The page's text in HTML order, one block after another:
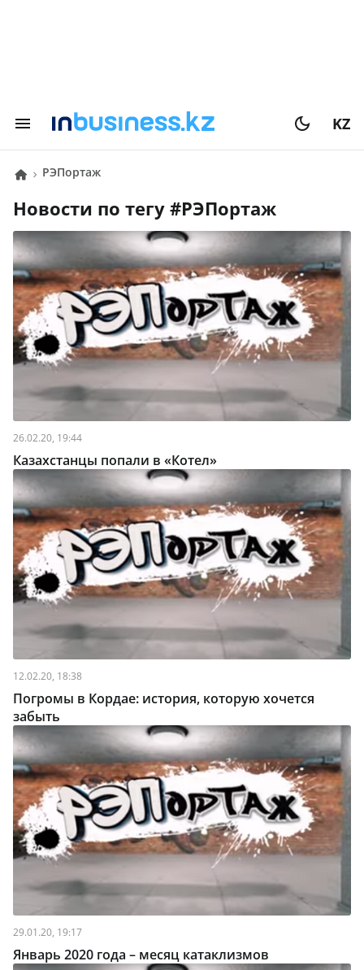
KZ
РЭПортаж
Новости по тегу # РЭПортаж
26.02.20, 19:44
Казахстанцы попали в «Котел»
12.02.20, 18:38
Погромы в Кордае: история, которую хочется
забыть
29.01.20, 19:17
Январь 2020 года – месяц катаклизмов